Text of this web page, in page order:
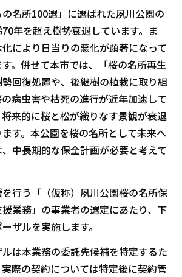
名所100選」に選ばれた夙川公園の
年を超え樹勢衰退しています。ま
により日当りの悪化が顕著になって
。併せて本市では、「桜の名所再生
回復処置や、後継樹の植栽に取り組
病虫害や枯死の進行が近年加速して
来的に桜と松が織りなす景観が衰退
す。本公園を桜の名所として未来へ
中長期的な保全計画が必要と考えて
行う「（仮称）夙川公園桜の名所保
業務」の事業者の選定にあたり、下
ザルを実施します。
は本業務の委託先候補を特定するた
際の契約については特定後に契約管